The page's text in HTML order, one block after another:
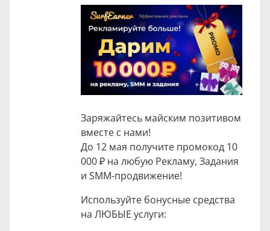
Заряжайтесь майским позитивом
вместе с нами!
До 12 мая получите промокод 10
000 ₽ на любую Рекламу, Задания
и SMM-продвижение!
Используйте бонусные средства
на ЛЮБЫЕ услуги: